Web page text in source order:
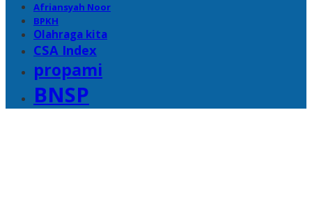
Afriansyah Noor
BPKH
Olahraga kita
CSA Index
propami
BNSP